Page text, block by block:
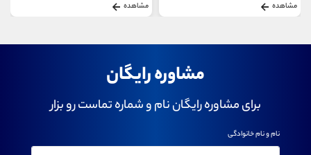
مشاهده مشاهده
مشاوره رایگان
برای مشاوره رایگان نام و شماره تماست رو بزار
نام و نام خانوادگی